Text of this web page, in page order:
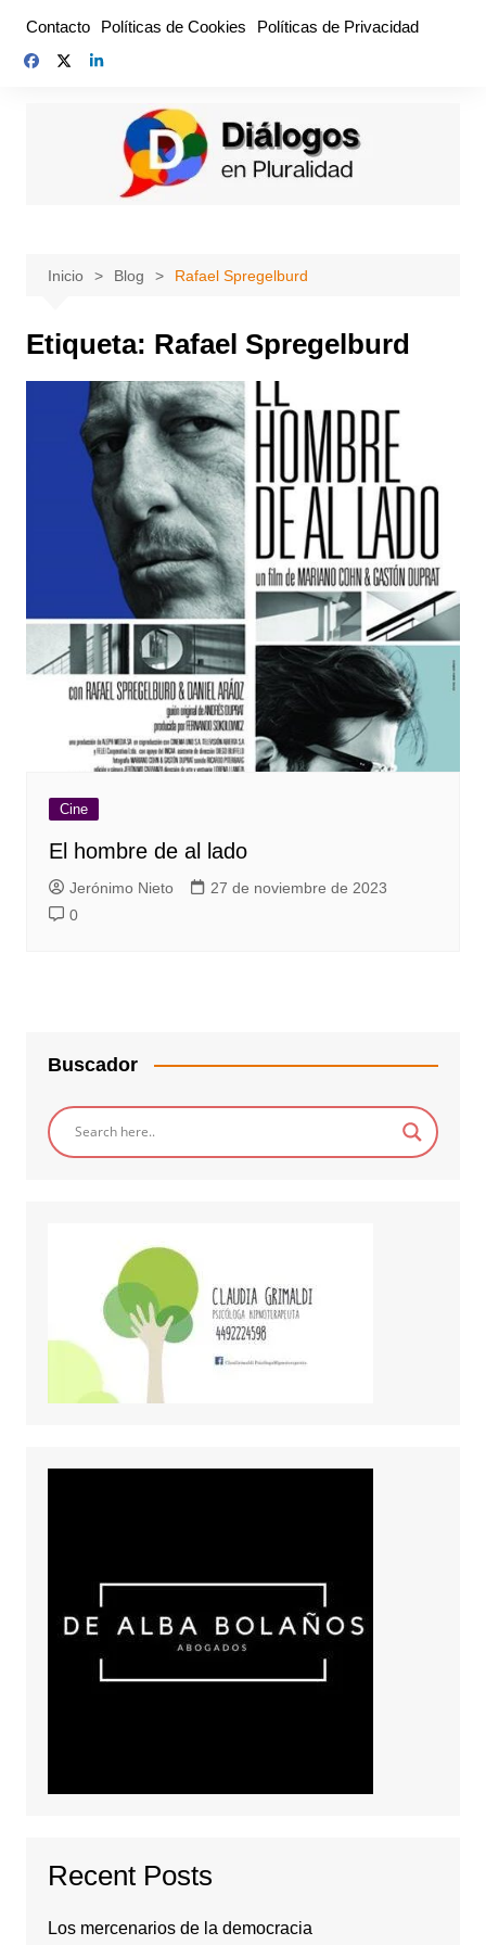
contenido
Contacto Políticas de Cookies Políticas de Privacidad
Inicio Blog Rafael Spregelburd
Etiqueta: Rafael Spregelburd
Cine
El hombre de al lado
Jerónimo Nieto
27 de noviembre de 2023
0
Buscador
Recent Posts
Los mercenarios de la democracia